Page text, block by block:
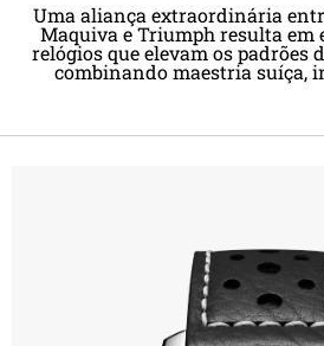
Uma aliança extraordinária
Maquiva e Triumph resulta em
relógios que elevam os padrões
combinando maestria suíça,